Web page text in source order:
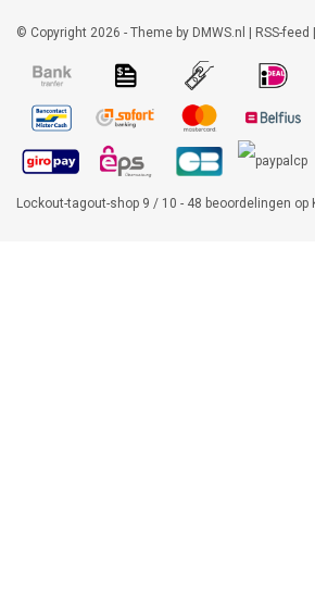
© Copyright 2026 - Theme by DMWS.nl | RSS-feed |
Lockout-tagout-shop 9 / 10 - 48 beoordelingen op